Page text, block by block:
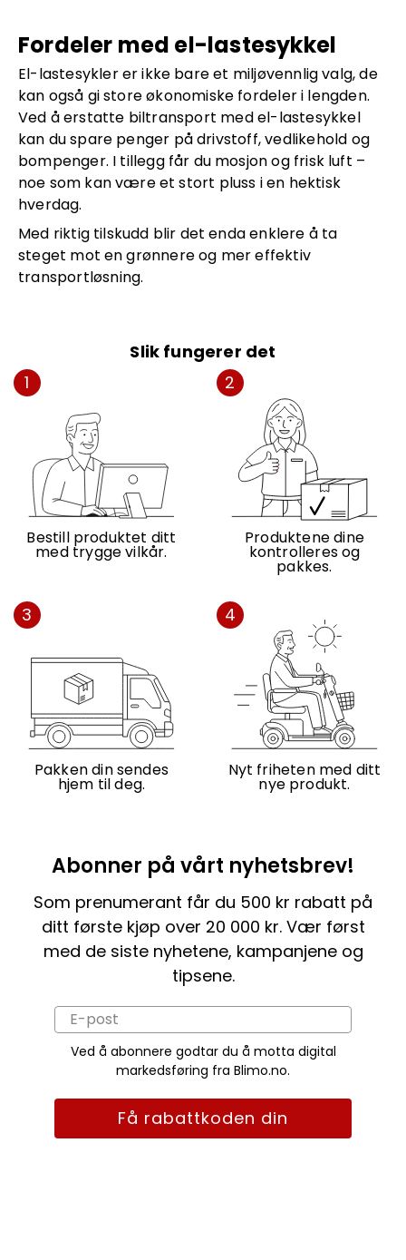
Fordeler med el-lastesykkel
El-lastesykler er ikke bare et miljøvennlig valg, de
kan også gi store økonomiske fordeler i lengden.
Ved å erstatte biltransport med el-lastesykkel
kan du spare penger på drivstoff, vedlikehold og
bompenger. I tillegg får du mosjon og frisk luft –
noe som kan være et stort pluss i en hektisk
hverdag.
Med riktig tilskudd blir det enda enklere å ta
steget mot en grønnere og mer effektiv
transportløsning.
Slik fungerer det
1
Bestill produktet ditt
med trygge vilkår.
2
Produktene dine
kontrolleres og
pakkes.
3
Pakken din sendes
hjem til deg.
4
Nyt friheten med ditt
nye produkt.
Abonner på vårt nyhetsbrev!
Som prenumerant får du 500 kr rabatt på
ditt første kjøp over 20 000 kr. Vær først
med de siste nyhetene, kampanjene og
tipsene.
Ved å abonnere godtar du å motta digital
markedsføring fra Blimo.no.
Få rabattkoden din